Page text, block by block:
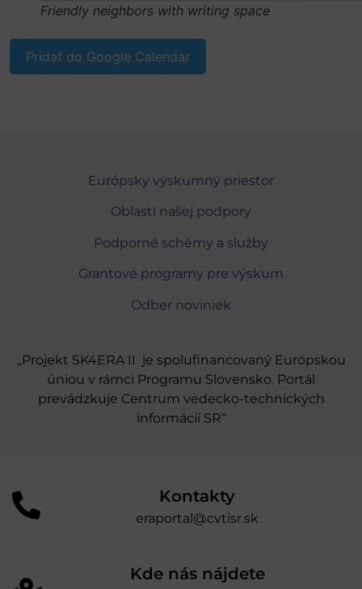
Friendly neighbors with writing space
Pridať do Google Calendar
Európsky výskumný priestor
Oblasti našej podpory
Podporné schémy a služby
Grantové programy pre výskum
Odber noviniek
„Projekt SK4ERA II je spolufinancovaný Európskou
úniou v rámci Programu Slovensko. Portál
prevádzkuje Centrum vedecko-technických
informácií SR“
Kontakty
eraportal@cvtisr.sk
Kde nás nájdete